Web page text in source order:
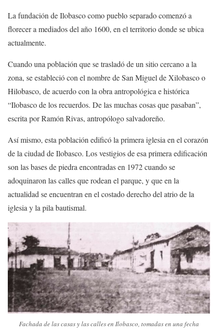
La fundación de Ilobasco como pueblo separado comenzó a
florecer a mediados del año 1600, en el territorio donde se ubica
actualmente.
Cuando una población que se trasladó de un sitio cercano a la
zona, se estableció con el nombre de San Miguel de Xilobasco o
Hilobasco, de acuerdo con la obra antropológica e histórica
“Ilobasco de los recuerdos. De las muchas cosas que pasaban”,
escrita por Ramón Rivas, antropólogo salvadoreño.
Así mismo, esta población edificó la primera iglesia en el corazón
de la ciudad de Ilobasco. Los vestigios de esa primera edificación
son las bases de piedra encontradas en 1972 cuando se
adoquinaron las calles que rodean el parque, y que en la
actualidad se encuentran en el costado derecho del atrio de la
iglesia y la pila bautismal.
Fachada de las casas y las calles en Ilobasco, tomadas en una fecha